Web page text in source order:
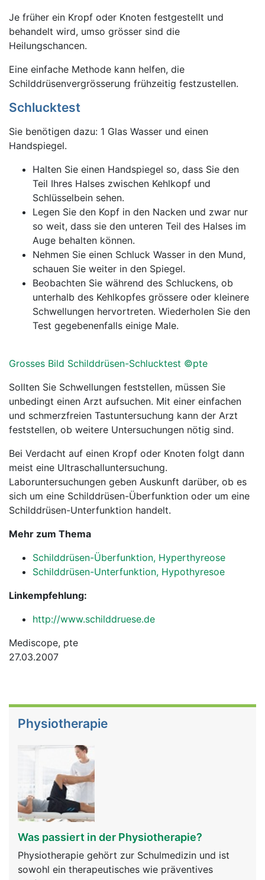
Je früher ein Kropf oder Knoten festgestellt und
behandelt wird, umso grösser sind die
Heilungschancen.
Eine einfache Methode kann helfen, die
Schilddrüsenvergrösserung frühzeitig festzustellen.
Schlucktest
Sie benötigen dazu: 1 Glas Wasser und einen
Handspiegel.
Halten Sie einen Handspiegel so, dass Sie den
Teil Ihres Halses zwischen Kehlkopf und
Schlüsselbein sehen.
Legen Sie den Kopf in den Nacken und zwar nur
so weit, dass sie den unteren Teil des Halses im
Auge behalten können.
Nehmen Sie einen Schluck Wasser in den Mund,
schauen Sie weiter in den Spiegel.
Beobachten Sie während des Schluckens, ob
unterhalb des Kehlkopfes grössere oder kleinere
Schwellungen hervortreten. Wiederholen Sie den
Test gegebenenfalls einige Male.
Grosses Bild Schilddrüsen-Schlucktest ©pte
Sollten Sie Schwellungen feststellen, müssen Sie
unbedingt einen Arzt aufsuchen. Mit einer einfachen
und schmerzfreien Tastuntersuchung kann der Arzt
feststellen, ob weitere Untersuchungen nötig sind.
Bei Verdacht auf einen Kropf oder Knoten folgt dann
meist eine Ultraschalluntersuchung.
Laboruntersuchungen geben Auskunft darüber, ob es
sich um eine Schilddrüsen-Überfunktion oder um eine
Schilddrüsen-Unterfunktion handelt.
Mehr zum Thema
Schilddrüsen-Überfunktion, Hyperthyreose
Schilddrüsen-Unterfunktion, Hypothyresoe
Linkempfehlung:
http://www.schilddruese.de
Mediscope, pte
27.03.2007
Physiotherapie
Was passiert in der Physiotherapie?
Physiotherapie gehört zur Schulmedizin und ist
sowohl ein therapeutisches wie präventives